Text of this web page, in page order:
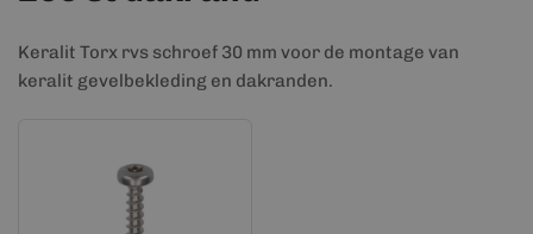
Keralit Torx rvs schroef 30 mm voor de montage van
keralit gevelbekleding en dakranden.